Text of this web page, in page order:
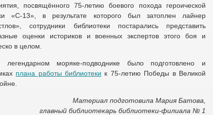
посвящённого 75-летию боевого похода героической
«С-13», в результате которого был затоплен лайнер
сотрудники библиотеки постарались представить
оценки историков и военных экспертов этого боя и
в целом.
моряке-подводнике было подготовлено и
плана работы библиотеки к 75-летию Победы в Великой
Материал подготовила Мария Батова,
главный библиотекарь библиотеки-филиала № 1